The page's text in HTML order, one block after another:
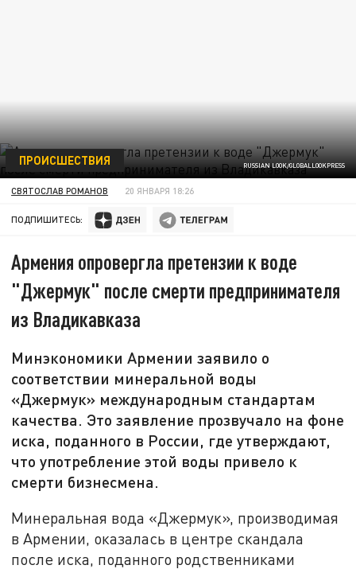
RUSSIAN LOOK/GLOBALLOOKPRESS
ПРОИСШЕСТВИЯ
СВЯТОСЛАВ РОМАНОВ 20 ЯНВАРЯ 18:26
ПОДПИШИТЕСЬ:
Армения опровергла претензии к воде
"Джермук" после смерти предпринимателя
из Владикавказа
Минэкономики Армении заявило о
соответствии минеральной воды
«Джермук» международным стандартам
качества. Это заявление прозвучало на фоне
иска, поданного в России, где утверждают,
что употребление этой воды привело к
смерти бизнесмена.
Минеральная вода «Джермук», производимая
в Армении, оказалась в центре скандала
после иска, поданного родственниками